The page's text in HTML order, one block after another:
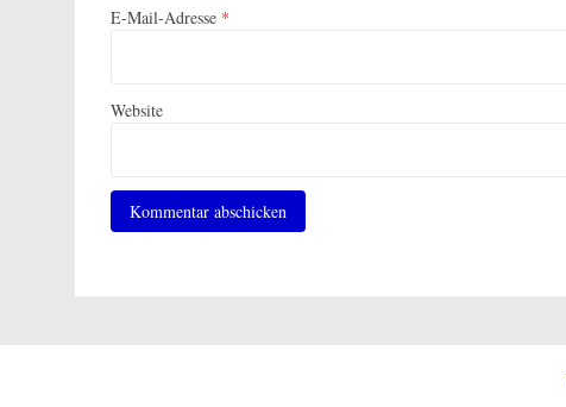
E-Mail-Adresse *
Website